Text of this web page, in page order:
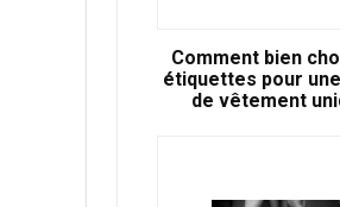
Comment bien
étiquettes pour
de vêtement